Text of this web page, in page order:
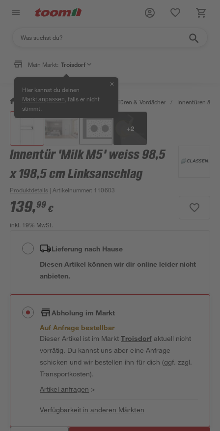
Mein Markt: Troisdorf
Hier kannst du deinen
Markt anpassen , falls er nicht
stimmt.
✕
/ Bauen & Renovieren / Fenster, Türen & Vordächer / Innentüren &
+2
Innentür 'Milk M5' weiss 98,5
x 198,5 cm Linksanschlag
Produktdetails | Artikelnummer: 110603
139,99 €
inkl. 19% MwSt.
Lieferung nach Hause
Diesen Artikel können wir dir online leider nicht
anbieten.
Abholung im Markt
Auf Anfrage bestellbar
Dieser Artikel ist im MarktTroisdorfaktuell nicht
vorrätig. Du kannst uns aber eine Anfrage
schicken und wir bestellen ihn für dich (ggf. zzgl.
Transportkosten).
Artikel anfragen >
Verfügbarkeit in anderen Märkten